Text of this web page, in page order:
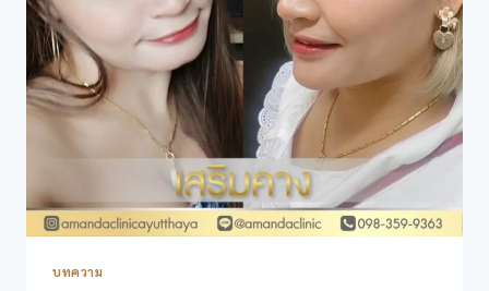
บทความ